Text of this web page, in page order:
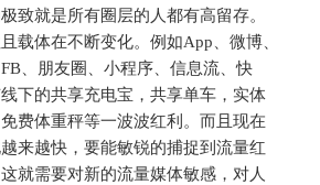
致就是所有圈层的人都有高留存。
载体在不断变化。例如App、微博、
、朋友圈、小程序、信息流、快
下的共享充电宝，共享单车，实体
费体重秤等一波波红利。而且现在
来越快，要能敏锐的捕捉到流量红
就需要对新的流量媒体敏感，对人